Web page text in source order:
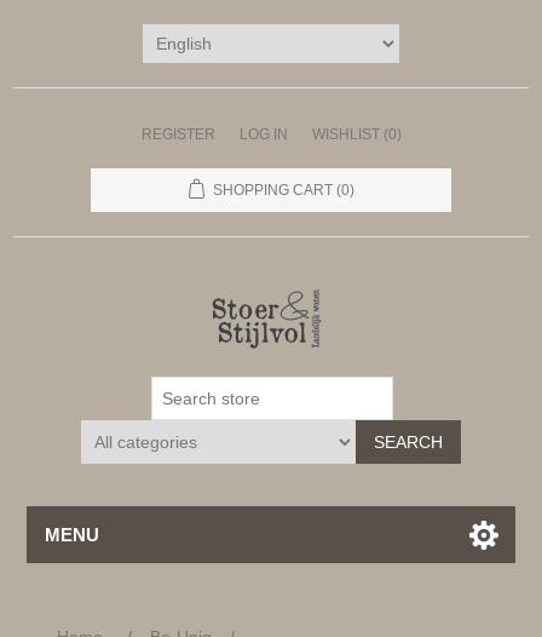
REGISTER LOG IN WISHLIST (0)
SHOPPING CART (0)
SEARCH
MENU